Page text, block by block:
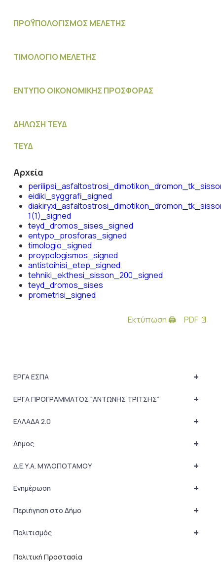
ΠΡΟΫΠΟΛΟΓΙΣΜΟΣ MΕΛΕΤΗΣ
ΤΙΜΟΛΟΓΙΟ ΜΕΛΕΤΗΣ
ΕΝΤΥΠΟ ΟΙΚΟΝΟΜΙΚΗΣ ΠΡΟΣΦΟΡΑΣ
ΔΗΛΩΣΗ ΤΕΥΔ
ΤΕΥΔ
Αρχεία
eidiki_syggrafi_signed
1(1)_signed
teyd_dromos_sises_signed
entypo_prosforas_signed
timologio_signed
proypologismos_signed
antistoihisi_etep_signed
tehniki_ekthesi_sisson_200_signed
teyd_dromos_sises
prometrisi_signed
Εκτύπωση 🖨 PDF 📄
+
ΕΡΓΑ ΕΣΠΑ
+
ΕΡΓΑ ΠΡΟΓΡΑΜΜΑΤΟΣ “ΑΝΤΩΝΗΣ ΤΡΙΤΣΗΣ”
+
ΕΛΛΑΔΑ 2.0
+
Δήμος
+
Δ.Ε.Υ.Α. ΜΥΛΟΠΟΤΑΜΟΥ
+
Ενημέρωση
+
Περιήγηση στο Δήμο
+
Πολιτισμός
Πολιτική Προστασία